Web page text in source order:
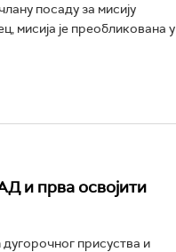
посаду за мисију
мисија је преобликована у
и прва освојити
присуства и